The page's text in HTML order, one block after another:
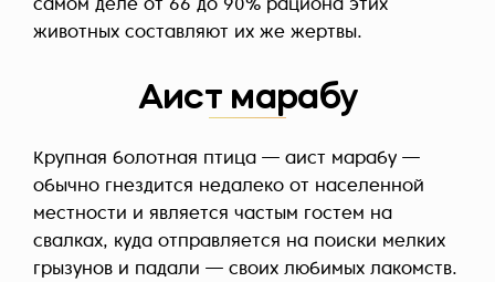
самом деле от 66 до 90% рациона этих
животных составляют их же жертвы.
Аист марабу
Крупная болотная птица — аист марабу —
обычно гнездится недалеко от населенной
местности и является частым гостем на
свалках, куда отправляется на поиски мелких
грызунов и падали — своих любимых лакомств.